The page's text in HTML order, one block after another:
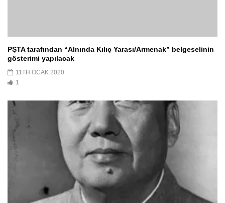
PŞTA tarafından “Alnında Kılıç Yarası/Armenak” belgeselinin
gösterimi yapılacak
11TH OCAK 2020
1